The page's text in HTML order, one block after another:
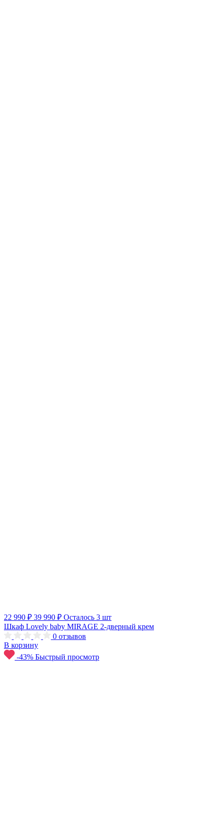
22 990 ₽ 39 990 ₽ Осталось 3 шт
Шкаф Lovely baby MIRAGE 2-дверный крем
0 отзывов
В корзину
-43% Быстрый просмотр